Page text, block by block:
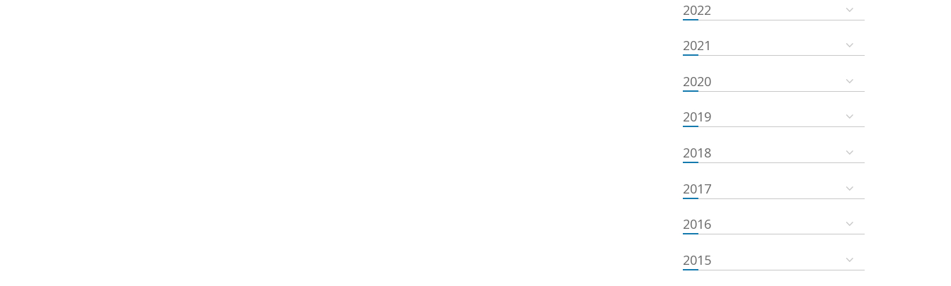
2022
2021
2020
2019
2018
2017
2016
2015